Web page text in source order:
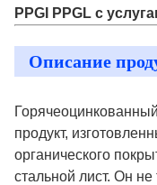
PPGI PPGL с
Описание
продукт,
органического
стальной лист. Он